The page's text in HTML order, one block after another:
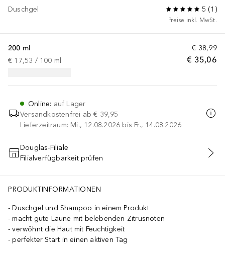
Duschgel 5 (1 )
Preise inkl. MwSt.
€ 38,99
€ 35,06
200 ml
€ 17,53 / 100 ml
Online: auf Lager
Versandkostenfrei ab € 39,95
Lieferzeitraum: Mi., 12.08.2026 bis Fr., 14.08.2026
IN DEN WARENKORB
Douglas-Filiale
Filialverfügbarkeit prüfen
PRODUKTINFORMATIONEN
Duschgel und Shampoo in einem Produkt
macht gute Laune mit belebenden Zitrusnoten
verwöhnt die Haut mit Feuchtigkeit
perfekter Start in einen aktiven Tag